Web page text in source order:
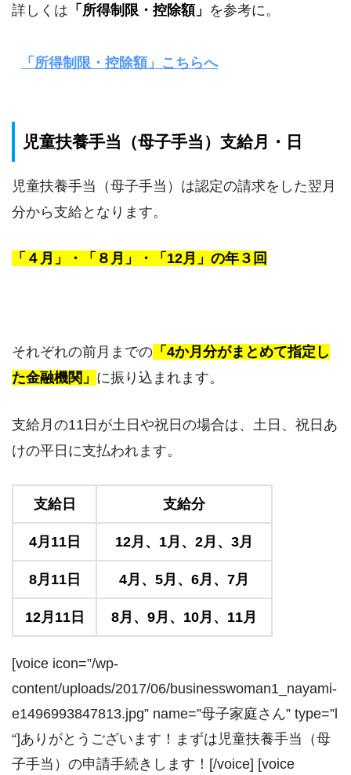
詳しくは 「所得制限・控除額」 を参考に。
「所得制限・控除額」こちらへ
児童扶養手当（母子手当）支給月・日
児童扶養手当（母子手当）は認定の請求をした翌月
分から支給となります。
「４月」・「８月」・「12月」の年３回
それぞれの前月までの 「4か月分がまとめて指定し
た金融機関」 に振り込まれます。
支給月の11日が土日や祝日の場合は、土日、祝日あ
けの平日に支払われます。
支給日 支給分
4月11日 12月、1月、2月、3月
8月11日 4月、5月、6月、7月
12月11日 8月、9月、10月、11月
[voice icon=”/wp-
content/uploads/2017/06/businesswoman1_nayami-
e1496993847813.jpg” name=”母子家庭さん” type=”l
“]ありがとうございます！まずは児童扶養手当（母
子手当）の申請手続きします！[/voice] [voice